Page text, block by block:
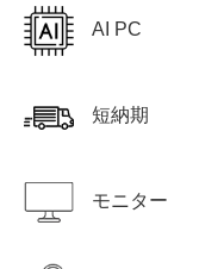
AI PC
短納期
モニター